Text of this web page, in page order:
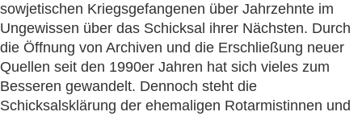
sowjetischen Kriegsgefangenen über Jahrzehnte im
Ungewissen über das Schicksal ihrer Nächsten. Durch
die Öffnung von Archiven und die Erschließung neuer
Quellen seit den 1990er Jahren hat sich vieles zum
Besseren gewandelt. Dennoch steht die
Schicksalsklärung der ehemaligen Rotarmistinnen und